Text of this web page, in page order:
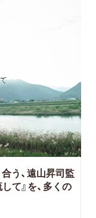
う、遠山昇司監
て』を、多くの